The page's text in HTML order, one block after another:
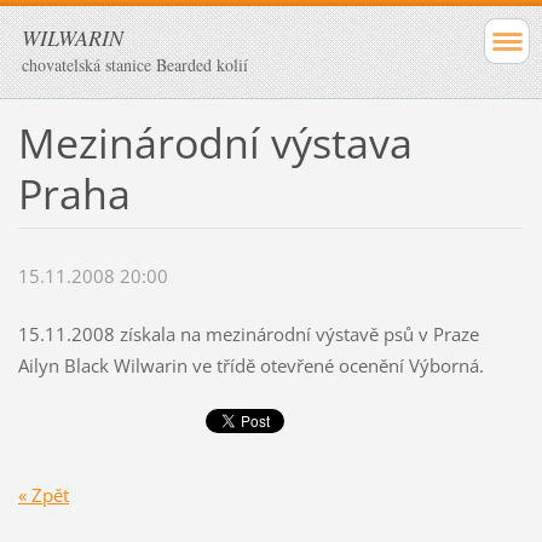
WILWARIN
chovatelská stanice Bearded kolií
Mezinárodní výstava
Praha
15.11.2008 20:00
15.11.2008 získala na mezinárodní výstavě psů v Praze
Ailyn Black Wilwarin ve třídě otevřené ocenění Výborná.
« Zpět